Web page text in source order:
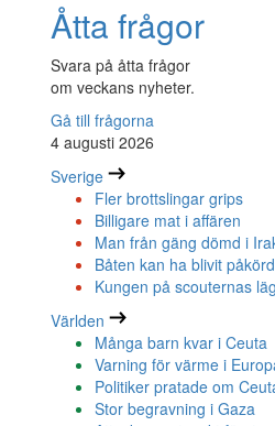
Åtta frågor
Svara på åtta frågor
om veckans nyheter.
Gå till frågorna
4 augusti 2026
Sverige
Fler brottslingar grips
Billigare mat i affären
Man från gäng dömd i
Båten kan ha blivit påkörd
Kungen på scouternas
Världen
Många barn kvar i Ceuta
Varning för värme i
Politiker pratade om
Stor begravning i Gaza